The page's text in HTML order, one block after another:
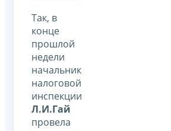
Так, в
конце
прошлой
недели
начальник
налоговой
инспекции
Л.И.Гай
провела